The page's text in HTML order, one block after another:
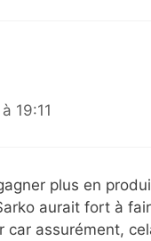
19:11
plus en
aurait fort à
car assurément,